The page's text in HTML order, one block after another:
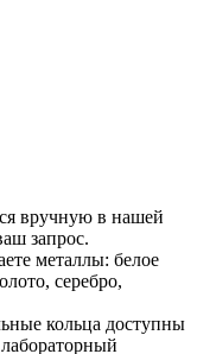
вручную в нашей
запрос.
металлы: белое
серебро,
кольца доступны